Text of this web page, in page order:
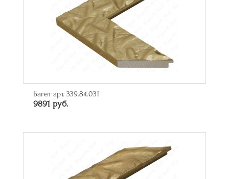
Багет арт. 339.84.031
9891 руб.